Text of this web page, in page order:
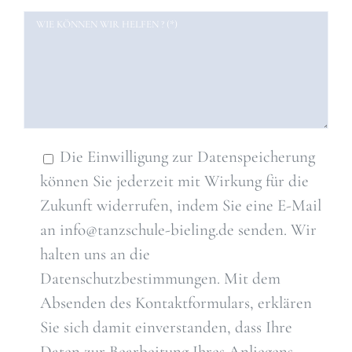
Die Einwilligung zur Datenspeicherung
können Sie jederzeit mit Wirkung für die
Zukunft widerrufen, indem Sie eine E-Mail
an info@tanzschule-bieling.de senden. Wir
halten uns an die
Datenschutzbestimmungen. Mit dem
Absenden des Kontaktformulars, erklären
Sie sich damit einverstanden, dass Ihre